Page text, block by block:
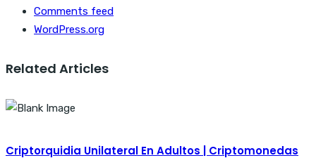
Comments feed
WordPress.org
Related Articles
Criptorquidia Unilateral En Adultos | Criptomonedas